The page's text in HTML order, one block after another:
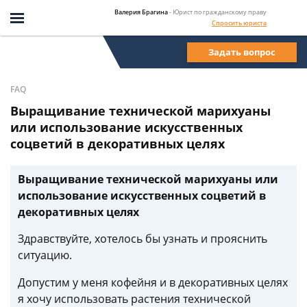
Валерия Брагина- Юрист по гражданскому праву
Спросить юриста
Задать вопрос
FAQ
Выращивание технической марихуаны
или использование искусственных
соцветий в декоративных целях
Выращивание технической марихуаны или
использование искусственных соцветий в
декоративных целях
Здравствуйте, хотелось бы узнать и прояснить
ситуацию.
Допустим у меня кофейня и в декоративных целях
я хочу использовать растения технической